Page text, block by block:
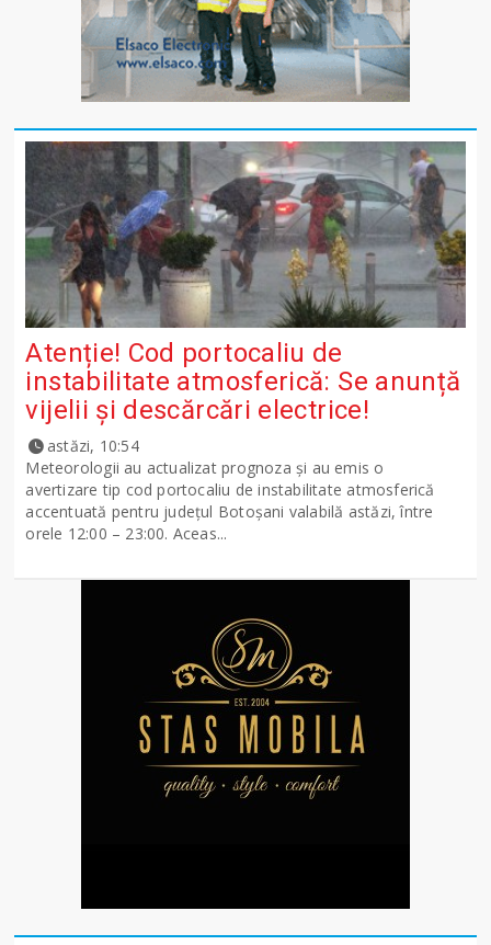
Atenție! Cod portocaliu de
instabilitate atmosferică: Se anunță
vijelii și descărcări electrice!
astăzi, 10:54
Meteorologii au actualizat prognoza și au emis o
avertizare tip cod portocaliu de instabilitate atmosferică
accentuată pentru județul Botoșani valabilă astăzi, între
orele 12:00 – 23:00. Aceas...